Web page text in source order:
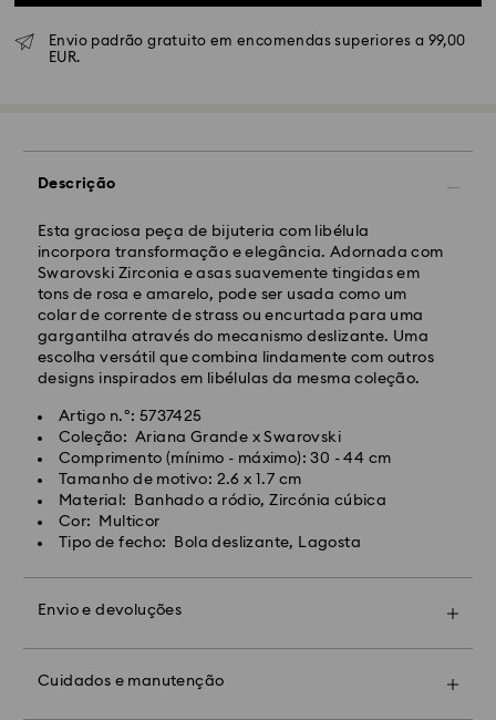
Envio padrão gratuito em encomendas superiores a 99,00
EUR.
Descrição
Esta graciosa peça de bijuteria com libélula
incorpora transformação e elegância. Adornada com
Swarovski Zirconia e asas suavemente tingidas em
tons de rosa e amarelo, pode ser usada como um
colar de corrente de strass ou encurtada para uma
gargantilha através do mecanismo deslizante. Uma
escolha versátil que combina lindamente com outros
designs inspirados em libélulas da mesma coleção.
Artigo n.º: 5737425
Coleção: Ariana Grande x Swarovski
Comprimento (mínimo - máximo): 30 - 44 cm
Tamanho de motivo: 2.6 x 1.7 cm
Material: Banhado a ródio, Zircónia cúbica
Cor: Multicor
Tipo de fecho: Bola deslizante, Lagosta
Envio e devoluções
Envio Normal - GLS ou FedEx
processamento e envio. (7-10 dias para Madeira e
Custo de envio normal: EUR 6,50
Envio normal gratuito para encomendas superiores a:
EUR 99
Envio Expresso - FedEx
As encomendas realizadas de segunda a sexta-feira
até às 14:30 CET serão processadas e enviadas no
dia útil seguinte.
Prazo de envio expresso: 1 a 2 dias úteis após
processamento e envio.
Custo de envio expresso: EUR 19
Infelizmente, a Swarovski não pode efetuar entregas
Para produtos Crystal Myriad, Licensed-in e Creators
Lab, observe que pode levar até 2 semanas antes
e-mail.
Cuidados e manutenção
adicionando um embrulho premium com a marca e
um laço colorido. Também pode incluir uma